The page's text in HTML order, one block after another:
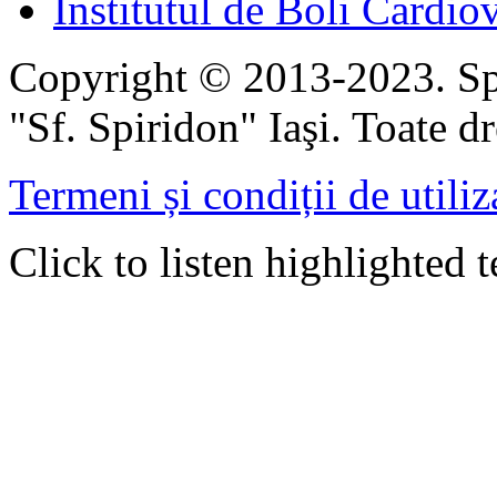
Copyright © 2013-2023.
"Sf. Spiridon" Iaşi. Toate
Termeni și condiții de
Click to listen highlighted